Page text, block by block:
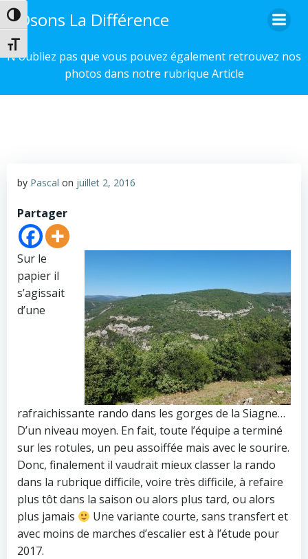
Passer en contraste élevé
Changer la taille de la police
au
Osons La Différence
N'oubliez pas que vous pouvez également retrouvez nos
photos dans notre rubrique Article
by Pascal on juillet 2, 2016
Partager
Sur le
papier il
s’agissait
d’une
rafraichissante rando dans les gorges de la Siagne…
D’un niveau moyen. En fait, toute l’équipe a terminé
sur les rotules, un peu assoiffée mais avec le sourire.
Donc, finalement il vaudrait mieux classer la rando
dans la rubrique difficile, voire très difficile, à refaire
plus tôt dans la saison ou alors plus tard, ou alors
plus jamais
Une variante courte, sans transfert et
avec moins de marches d’escalier est à l’étude pour
2017.